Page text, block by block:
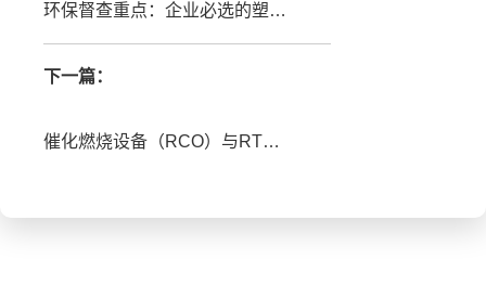
环保督查重点：企业必选的塑烧板/扁袋除尘器方案
下一篇：
催化燃烧设备（RCO）与RTO设备的核心原理区别是什么？